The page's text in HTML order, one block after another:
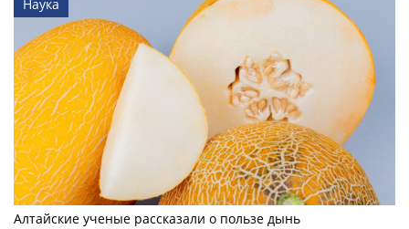
Наука
Алтайские ученые рассказали о пользе дынь